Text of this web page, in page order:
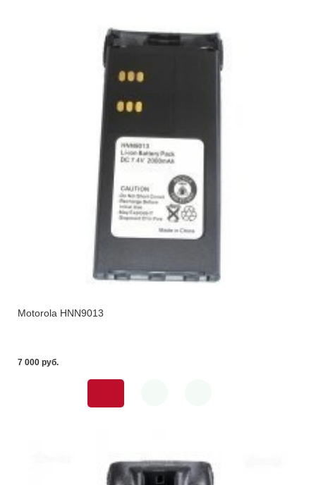
Motorola HNN9013
7 000 pуб.